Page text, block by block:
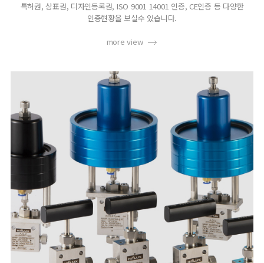
특허권, 상표권, 디자인등록권, ISO 9001 14001 인증, CE인증 등 다양한
인증현황을 보실수 있습니다.
more view